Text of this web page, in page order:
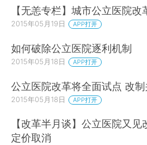
【无恙专栏】城市公立医院
2015年05月19日 APP打开
如何破除公立医院逐利机制
2015年05月18日 APP打开
公立医院改革将全面试点 改
2015年05月18日 APP打开
【改革半月谈】公立医院又
定价取消